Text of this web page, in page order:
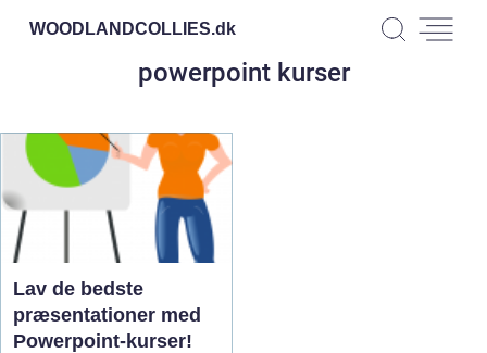
WOODLANDCOLLIES.dk
powerpoint kurser
Lav de bedste
præsentationer med
Powerpoint-kurser!